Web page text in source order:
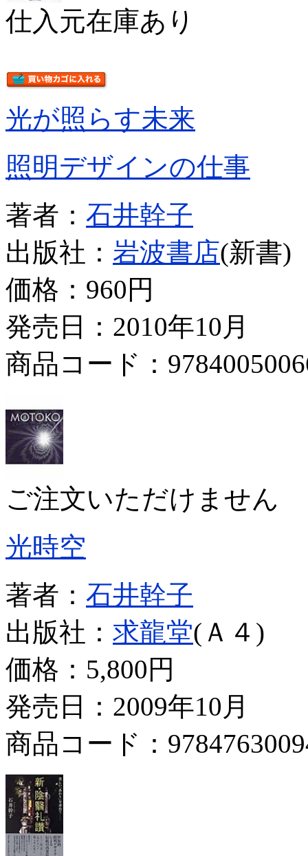
仕入元在庫あり
光が照らす未来
照明デザインの仕事
著者： 石井幹子
出版社： 岩波書店(新書)
価格： 960円
発売日：2010年10月
商品コード：
ご注文いただけません
光時空
著者： 石井幹子
出版社： 求龍堂(Ａ４)
価格： 5,800円
発売日：2009年10月
商品コード：